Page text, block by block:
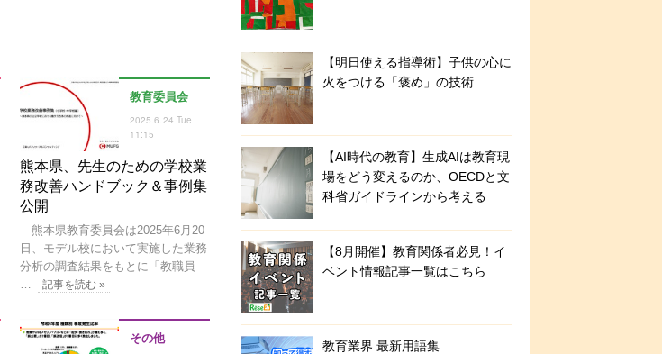
教育委員会
2025.6.24 Tue
11:15
熊本県、先生のための学校業
務改善ハンドブック＆事例集
公開
熊本県教育委員会は2025年6月20
日、モデル校において実施した業務
分析の調査結果をもとに「教職員
…
記事を読む »
その他
【明日使える指導術】子供の心に
火をつける「褒め」の技術
【AI時代の教育】生成AIは教育現
場をどう変えるのか、OECDと文
科省ガイドラインから考える
【8月開催】教育関係者必見！イ
ベント情報記事一覧はこちら
教育業界 最新用語集